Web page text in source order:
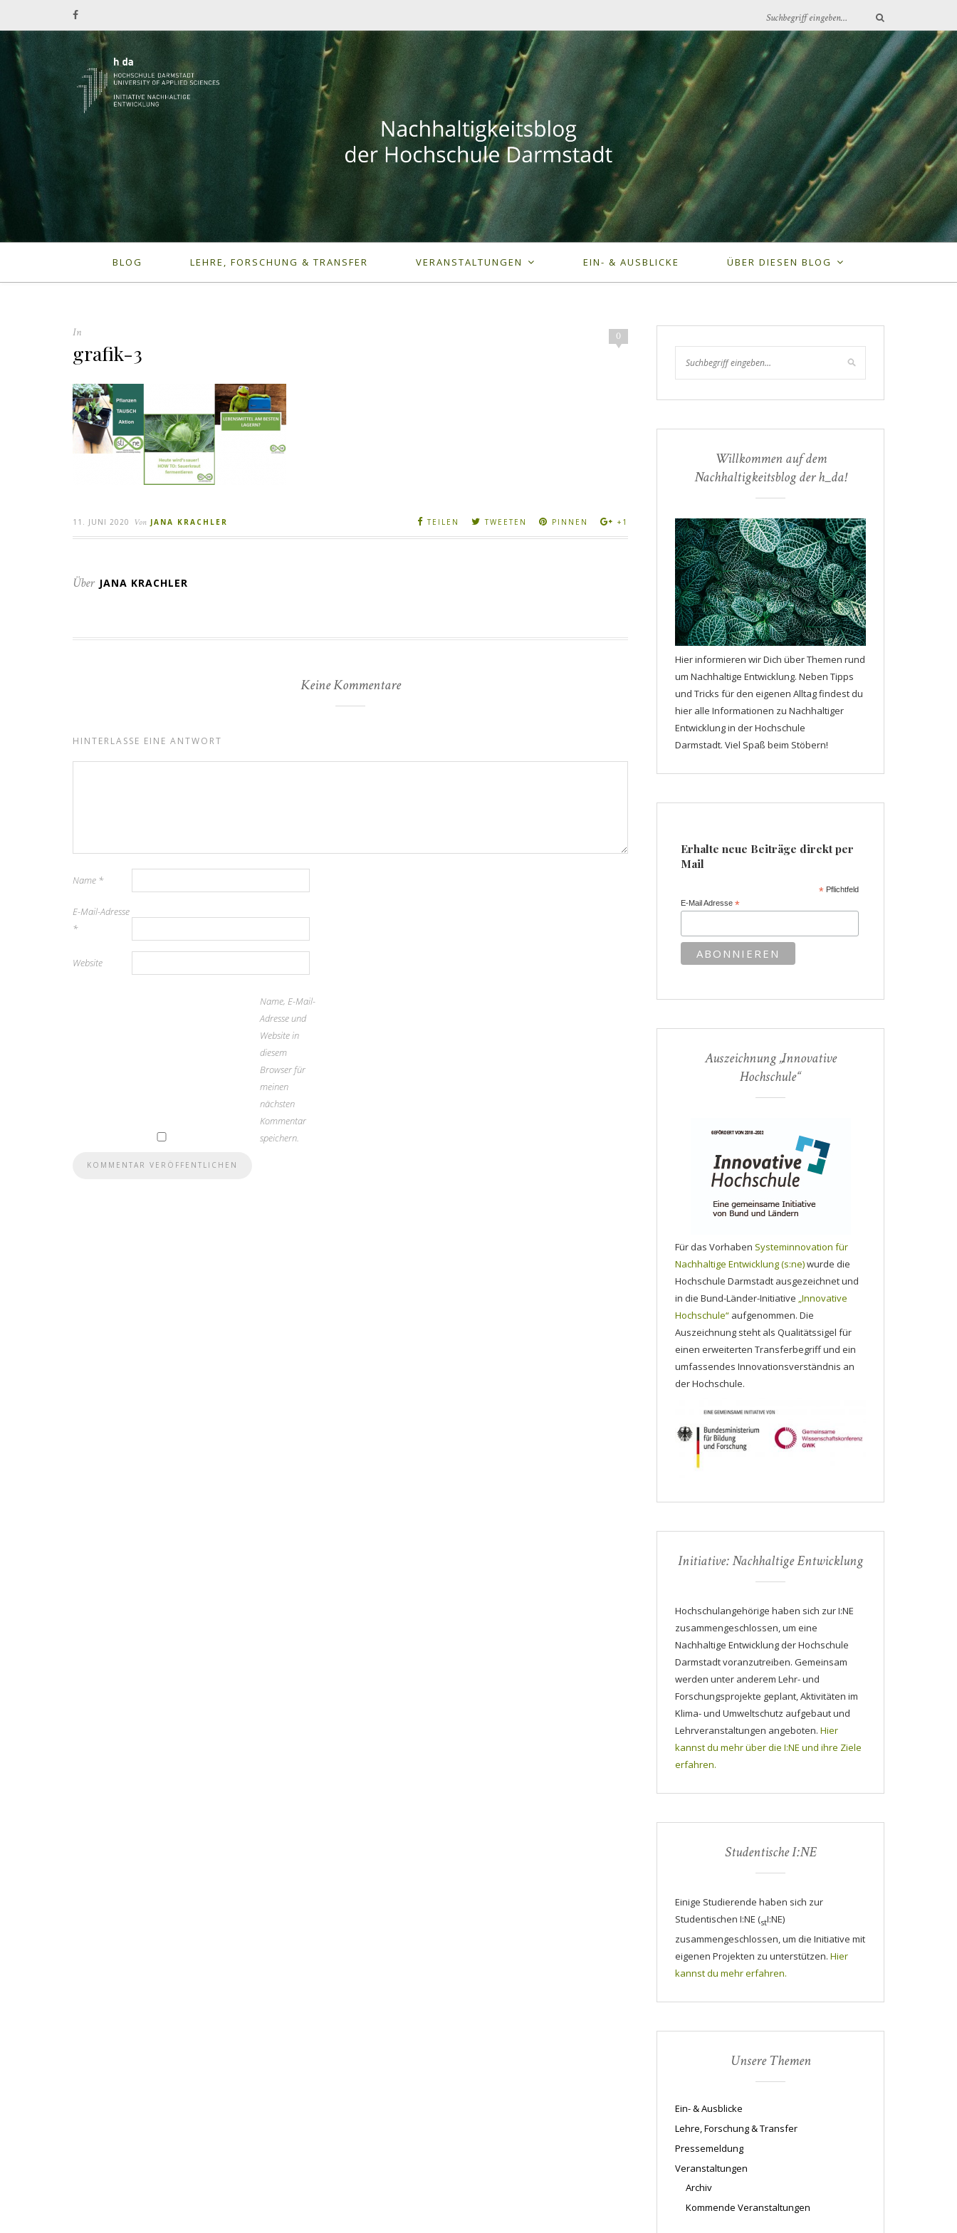
BLOG LEHRE, FORSCHUNG & TRANSFER VERANSTALTUNGEN EIN- & AUSBLICKE ÜBER DIESEN BLOG
0
In
grafik-3
11. JUNI 2020 Von JANA KRACHLER TEILEN TWEETEN PINNEN +1
Über JANA KRACHLER
Keine Kommentare
HINTERLASSE EINE ANTWORT
Name *
E-Mail-Adresse
*
Website
Name, E-Mail-
Adresse und
Website in
diesem
Browser für
meinen
nächsten
Kommentar
speichern.
Willkommen auf dem
Nachhaltigkeitsblog der h_da!
Hier informieren wir Dich über Themen rund
um Nachhaltige Entwicklung. Neben Tipps
und Tricks für den eigenen Alltag findest du
hier alle Informationen zu Nachhaltiger
Entwicklung in der Hochschule
Darmstadt. Viel Spaß beim Stöbern!
Erhalte neue Beiträge direkt per
Mail
*Pflichtfeld
E-Mail Adresse*
Auszeichnung „Innovative
Hochschule“
Für das Vorhaben Systeminnovation für
Nachhaltige Entwicklung (s:ne)wurde die
Hochschule Darmstadt ausgezeichnet und
in die Bund-Länder-Initiative „Innovative
Hochschule“ aufgenommen. Die
Auszeichnung steht als Qualitätssigel für
einen erweiterten Transferbegriff und ein
umfassendes Innovationsverständnis an
der Hochschule.
Initiative: Nachhaltige Entwicklung
Hochschulangehörige haben sich zur I:NE
zusammengeschlossen, um eine
Nachhaltige Entwicklung der Hochschule
Darmstadt voranzutreiben. Gemeinsam
werden unter anderem Lehr- und
Forschungsprojekte geplant, Aktivitäten im
Klima- und Umweltschutz aufgebaut und
Lehrveranstaltungen angeboten. Hier
kannst du mehr über die I:NE und ihre Ziele
erfahren.
Studentische I:NE
Einige Studierende haben sich zur
Studentischen I:NE (stI:NE)
zusammengeschlossen, um die Initiative mit
eigenen Projekten zu unterstützen. Hier
kannst du mehr erfahren.
Unsere Themen
Ein- & Ausblicke
Lehre, Forschung & Transfer
Pressemeldung
Veranstaltungen
Archiv
Kommende Veranstaltungen